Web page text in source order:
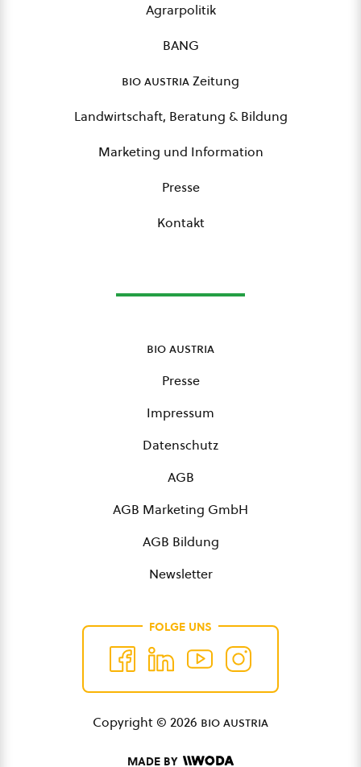
Agrarpolitik
BANG
bio austriaZeitung
Landwirtschaft, Beratung & Bildung
Marketing und Information
Presse
Kontakt
bio austria
Presse
Impressum
Datenschutz
AGB
AGB Marketing GmbH
AGB Bildung
Newsletter
FOLGE UNS
Copyright © 2026 bio austria
MADE BY